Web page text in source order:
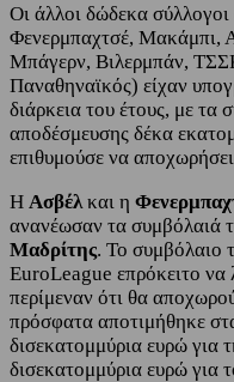
Οι άλλοι δώδεκα
Φενερμπαχτσέ, Μακάμπι,
Μπάγερν, Βιλερμπάν,
Παναθηναϊκός) είχαν
διάρκεια του έτους, με τα
αποδέσμευσης δέκα
επιθυμούσε να
Η Ασβέλκαι η
ανανέωσαν τα συμβόλαιά
Μαδρίτης. Το συμβόλαιο
EuroLeague επρόκειτο να
περίμεναν ότι θα
πρόσφατα αποτιμήθηκε
δισεκατομμύρια ευρώ για
δισεκατομμύρια ευρώ για